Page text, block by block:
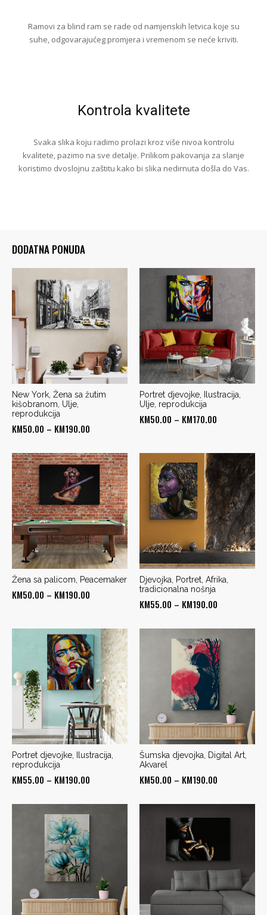
Ramovi za blind ram se rade od namjenskih letvica koje su
suhe, odgovarajućeg promjera i vremenom se neće kriviti.
Kontrola kvalitete
Svaka slika koju radimo prolazi kroz više nivoa kontrolu
kvalitete, pazimo na sve detalje. Prilikom pakovanja za slanje
koristimo dvoslojnu zaštitu kako bi slika nedirnuta došla do Vas.
DODATNA PONUDA
New York, Žena sa žutim
kišobranom, Ulje,
reprodukcija
KM50.00 – KM190.00
KM50.00
through
KM190.00
Portret djevojke, Ilustracija,
Ulje, reprodukcija
KM50.00 – KM170.00
through
KM170.00
Žena sa palicom, Peacemaker
KM50.00 – KM190.00
through
KM190.00
Djevojka, Portret, Afrika,
tradicionalna nošnja
KM55.00 – KM190.00
KM55.00
through
KM190.00
Portret djevojke, Ilustracija,
reprodukcija
KM55.00 – KM190.00
KM55.00
Šumska djevojka, Digital Art,
Akvarel
KM50.00 – KM190.00
KM50.00